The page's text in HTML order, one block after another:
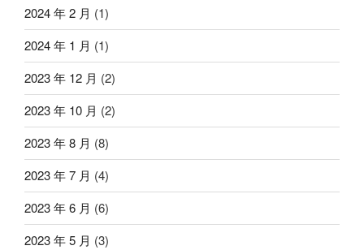
2024 年 2 月 (1)
2024 年 1 月 (1)
2023 年 12 月 (2)
2023 年 10 月 (2)
2023 年 8 月 (8)
2023 年 7 月 (4)
2023 年 6 月 (6)
2023 年 5 月 (3)